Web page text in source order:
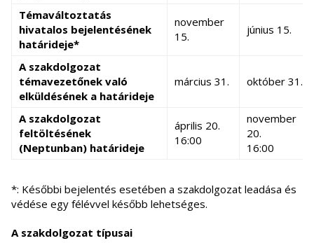
Témaváltoztatás
hivatalos bejelentésének
határideje*
november
15.
június 15.
A szakdolgozat
témavezetőnek való
elküldésének a határideje
március 31. október 31.
A szakdolgozat
feltöltésének
(Neptunban) határideje
április 20.
16:00
november
20.
16:00
*: Későbbi bejelentés esetében a szakdolgozat leadása és
védése egy félévvel később lehetséges.
A szakdolgozat típusai